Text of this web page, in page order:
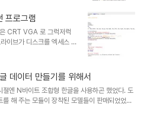
들고, '1' + 초 + 중 + 종
수로 변경해서 정수 리스트
이로 만들면 변환 끝 (아직
히 도트매트릭스 출력 에
프로그램
CRT VGA 로 그럭저럭
이브가 디스크를 엑세스 하
버전을 사용하여 얻을 수
억의 한 부분으로 느껴졌다.
그래서 키
료 앱들을 찾아 헤매다가 그
. 한국분이 개발하신 것이다.
^^)
데이터 만들기를 위해서
엔 N바이트 조합형 한글을 사용하곤 했었다. 도
해 주는 모듈이 장착된 모델들이 판매되었었고.
로 애플2 시절 3327 한글이 사용된 소프트웨어